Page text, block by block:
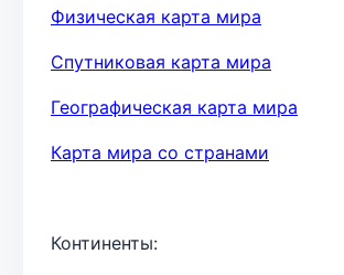
Физическая карта мира
Спутниковая карта мира
Географическая карта мира
Карта мира со странами
Континенты: